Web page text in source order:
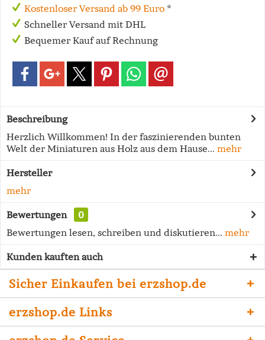
Kostenloser Versand ab 99 Euro *
Schneller Versand mit DHL
Bequemer Kauf auf Rechnung
Beschreibung
Herzlich Willkommen! In der faszinierenden bunten
Welt der Miniaturen aus Holz aus dem Hause... mehr
Hersteller
mehr
Bewertungen
0
Bewertungen lesen, schreiben und diskutieren... mehr
Kunden kauften auch
Sicher Einkaufen bei erzshop.de
erzshop.de Links